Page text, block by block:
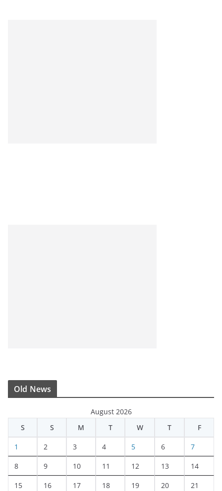
Old News
August 2026
S
S M T W T F
1 2 3 4 5 6 7
8 9 10 11 12 13 14
15 16 17 18 19 20 21